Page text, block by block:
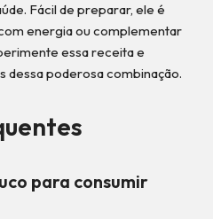
Fácil de preparar, ele é
energia ou complementar
essa receita e
poderosa combinação.
para consumir